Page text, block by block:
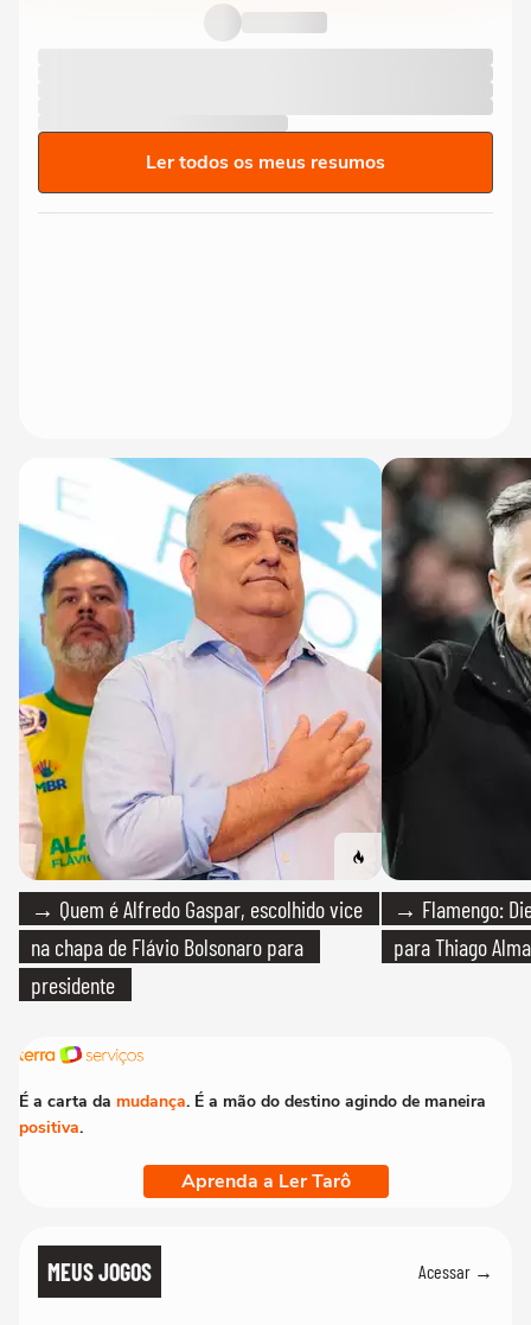
Ler todos os meus resumos
→ Quem é Alfredo Gaspar, escolhido vice
na chapa de Flávio Bolsonaro para
presidente
→ Flamengo:
para Thiago
É a carta da mudança. É a mão do destino agindo de maneira
positiva.
Aprenda a Ler Tarô
MEUS JOGOS Acessar →